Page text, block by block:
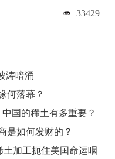
33429
涛暗涌
何落幕？
中国的稀土有多重要？
是如何发财的？
土加工扼住美国命运咽